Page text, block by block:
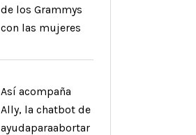
de los Grammys
con las mujeres
Así acompaña
Ally, la chatbot de
ayudaparaabortar